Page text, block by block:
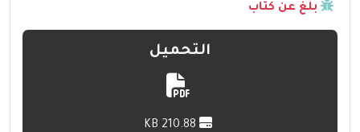
بلّغ عن كتاب
التحميل